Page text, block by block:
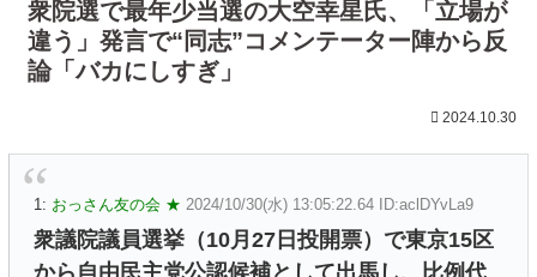
衆院選で最年少当選の大空幸星氏、「立場が
違う」発言で“同志”コメンテーター陣から反
論「バカにしすぎ」
2024.10.30
1: おっさん友の会 ★ 2024/10/30(水) 13:05:22.64 ID:aclDYvLa9
衆議院議員選挙（10月27日投開票）で東京15区
から自由民主党公認候補として出馬し、比例代